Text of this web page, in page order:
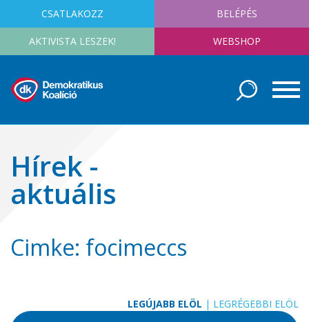
CSATLAKOZZ BELÉPÉS
AKTIVISTA LESZEK! WEBSHOP
Hírek -
aktuális
Cimke: focimeccs
LEGÚJABB ELÖL | LEGRÉGEBBI ELÖL